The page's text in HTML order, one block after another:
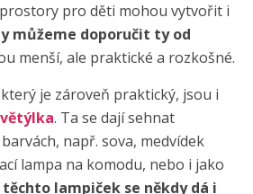
pro děti mohou vytvořit i
můžeme doporučit ty od
menší, ale praktické a rozkošné.
je zároveň praktický, jsou i
. Ta se dají sehnat
např. sova, medvídek
lampa na komodu, nebo i jako
těchto lampiček se někdy dá i